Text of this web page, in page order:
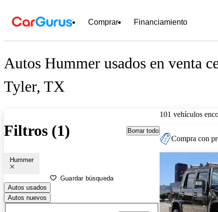
Comprar Financiamiento
Autos Hummer usados en venta
Tyler, TX
Filtros (1) Borrar todo
Hummer
Guardar búsqueda
Autos usados
Autos nuevos
101 vehículos
Compra con